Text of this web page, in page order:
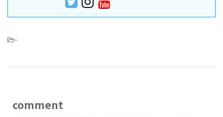
-
comment